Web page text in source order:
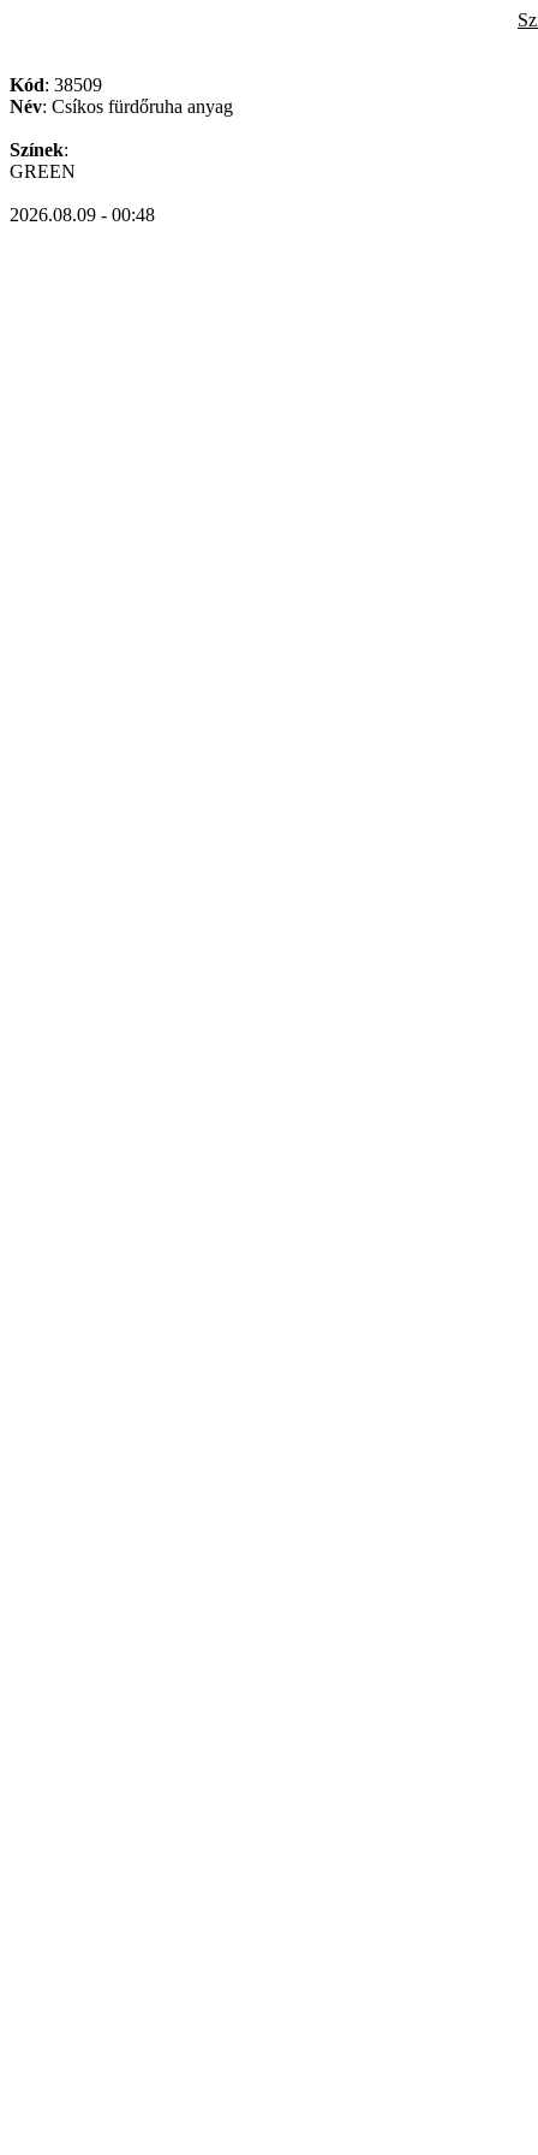
Kód: 38509
Név: Csíkos fürdőruha anyag
Színek:
GREEN
2026.08.09 - 00:48